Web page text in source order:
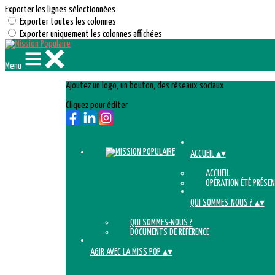
Exporter les lignes sélectionnées
Exporter toutes les colonnes
Exporter uniquement les colonnes affichées
Menu
Ajoutez un logo, un bouton, des réseaux sociaux
Cliquez pour éditer
ACCUEIL ▴▾
ACCUEIL
OPÉRATION ÉTÉ
QUI SOMMES-NOUS ? ▴▾
QUI SOMMES-NOUS ?
DOCUMENTS DE RÉFÉRENCE
AGIR AVEC LA MISS POP ▴▾